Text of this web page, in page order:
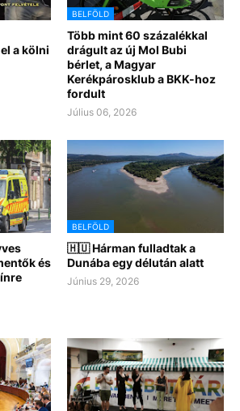
a kölni
BELFÖLD
Több mint 60 százalékkal
drágult az új Mol Bubi
bérlet, a Magyar
Kerékpárosklub a BKK-hoz
fordult
Július 06, 2026
és
BELFÖLD
🇭🇺 Hárman fulladtak a
Dunába egy délután alatt
Június 29, 2026